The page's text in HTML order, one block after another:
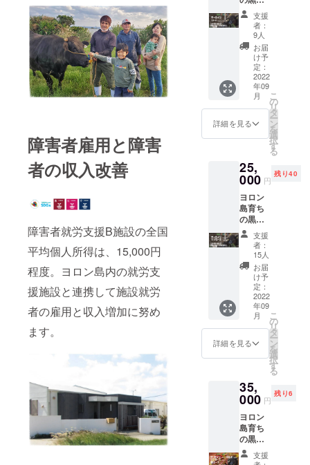
障害者雇用と障害
者の収入改善
障害者就労支援B施設の全国
平均個人所得は、15,000円
程度。ヨロン島内の就労支
援施設と連携して施設就労
者の雇用と収入増加に努め
ます。
後30日
以上ご
ざいま
す。 解
凍、開
封後な
るべく
お早め
にお召
し上が
さい。
違いが
ありま
す。 ※
クール
宅急便
（冷
凍）で
のお届
けとな
りま
味期限
は到着
ざいま
す。 解
封後な
るべく
お早め
にお召
し上が
りくだ
さい。
ロイ
ン》 言
わずと
知れた
牛肉の
王様。
柔らか
く肉質
のキメ
細かい
高級部
凝縮さ
れた肉
と、
ウェッ
トエイ
ジング
熟成に
より仕
上がっ
た脂質
ジュー
シーさ
を醸し
・名
称：ヨ
和牛
［肩
ス］ ・
原材料
名：牛
肉 ・原
味が濃
厚で
ジュー
シー。
黒毛和
牛の美
味しさ
を存分
に味わ
うため
にミ
に仕上
げると
大変美
味しく
召し上
がれま
す。
《サー
ロイ
ン》 言
わずと
知れた
牛肉の
王様。
柔らか
く肉質
のキメ
す。 溢
れ出す
れた肉
の旨味
と、
ウェッ
和牛
【サー
ロイン
ステー
キ用精
（460g
）】
230g ×
2 × 2回/
年 《年
間お届
け》
11月に
お届け
しま
す。）
【オン
ライン
活動報
告】
【お礼
の手
紙】
《オン
ライン
活動報
告》 ヨ
ロンア
イラン
をオン
ライン
にて報
告しま
す。 詳
しい日
程につ
支援
者：
9人
お届
け予
定：
2022
年09
月
詳細を見る
こ
の
リ
タ
ー
ン
を
選
択
す
る
25,
000 円
残り40
ヨロン
島育ち
の黒毛
和牛
【サー
ロイン
ステー
キ用精
（230g
）】
【リブ
ロース
ステー
キ用精
肉
）】
× 2回/年
《年間
お届
け》
（9月と
11月に
お届け
支援
者：
15人
お届
け予
定：
2022
年09
月
詳細を見る
こ
の
リ
タ
ー
ン
を
選
択
す
る
35,
000 円
残り6
ヨロン
島育ち
の黒毛
和牛 ＜
スペ支援